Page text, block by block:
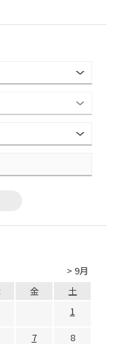
> 9月
金
土
1
7
8